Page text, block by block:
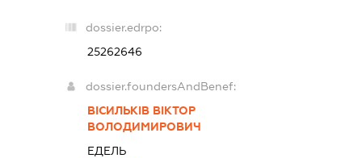
dossier.edrpo:
25262646
dossier.foundersAndBenef:
ВІСИЛЬКІВ ВІКТОР
ВОЛОДИМИРОВИЧ
ЕДЕЛЬ